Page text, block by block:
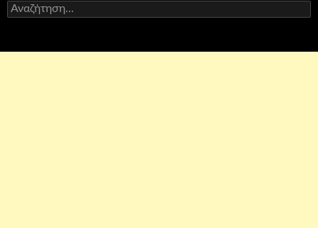
Αναζήτηση
για: